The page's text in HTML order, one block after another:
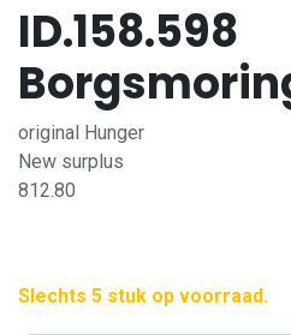
ID.158.598
original Hunger
New surplus
812.80
Slechts 5 stuk op voorraad.